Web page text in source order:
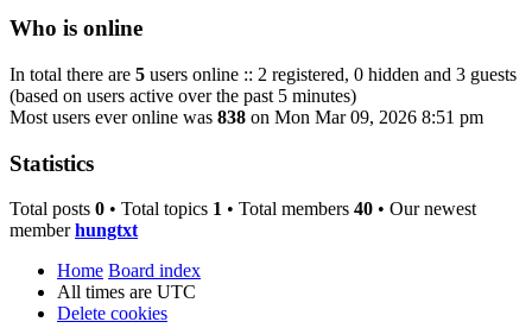
Who is online
In total there are 5 users online :: 2 registered, 0 hidden and 3 guests
(based on users active over the past 5 minutes)
Most users ever online was 838 on Mon Mar 09, 2026 8:51 pm
Statistics
Total posts 0 • Total topics 1 • Total members 40 • Our newest
memberhungtxt
Home Board index
All times are UTC
Delete cookies